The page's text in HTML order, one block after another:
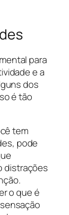
para
e a
dos
é tão
tem
pode
distrações
o que é